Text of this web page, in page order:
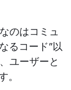
のはコミュ
るコード”以
ユーザーと
。